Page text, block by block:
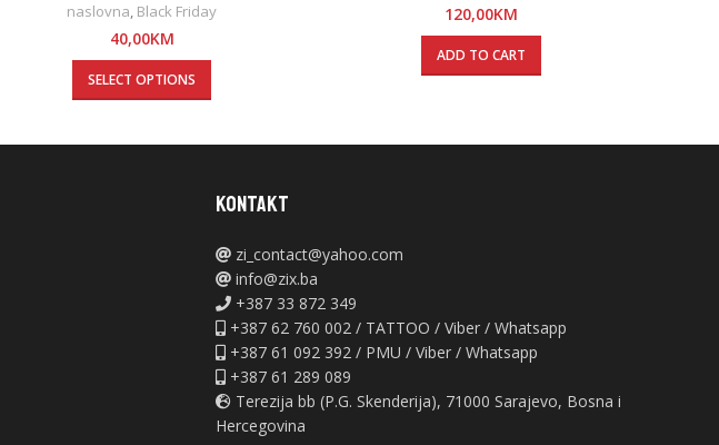
naslovna, Black Friday
40,00KM
SELECT OPTIONS
120,00KM
ADD TO CART
KONTAKT
zi_contact@yahoo.com
info@zix.ba
+387 33 872 349
+387 62 760 002 / TATTOO / Viber / Whatsapp
+387 61 092 392 / PMU / Viber / Whatsapp
+387 61 289 089
Terezija bb (P.G. Skenderija), 71000 Sarajevo, Bosna i
Hercegovina